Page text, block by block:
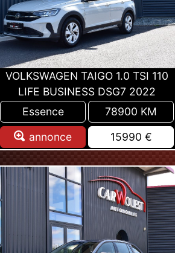
VOLKSWAGEN TAIGO 1.0 TSI 110
LIFE BUSINESS DSG7 2022
Essence
78900 KM
annonce
15990 €